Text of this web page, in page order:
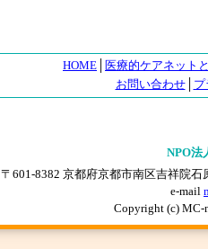
HOME
医療的ケアネット
お問い合わせ│ プ
NPO法
〒601-8382 京都府京都市南区吉祥院石
e-mail
Copyright (c) MC-